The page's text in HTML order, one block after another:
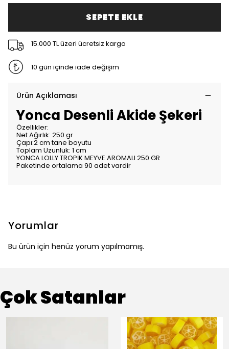
SEPETE EKLE
15.000 TL üzeri ücretsiz kargo
10 gün içinde iade değişim
Ürün Açıklaması
Yonca Desenli Akide Şekeri
Özellikler:
Net Ağırlık: 250 gr
Çapı:2 cm tane boyutu
Toplam Uzunluk: 1 cm
YONCA LOLLY TROPİK MEYVE AROMALI 250 GR
Paketinde ortalama 90 adet vardir
Yorumlar
Bu ürün için henüz yorum yapılmamış.
Çok Satanlar